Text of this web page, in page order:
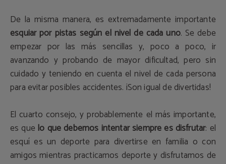
De la misma manera, es extremadamente importante
esquiar por pistas según el nivel de cada uno. Se debe
empezar por las más sencillas y, poco a poco, ir
avanzando y probando de mayor dificultad, pero sin
cuidado y teniendo en cuenta el nivel de cada persona
para evitar posibles accidentes. ¡Son igual de divertidas!
El cuarto consejo, y probablemente el más importante,
es quelo que debemos intentar siempre es disfrutar: el
esquí es un deporte para divertirse en familia o con
amigos mientras practicamos deporte y disfrutamos de